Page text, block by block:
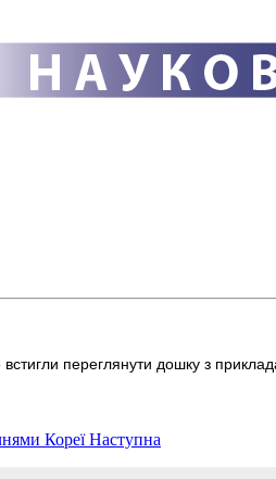
переглянути дошку з
КореїНаступна